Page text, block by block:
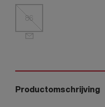
86
Productomschrijving